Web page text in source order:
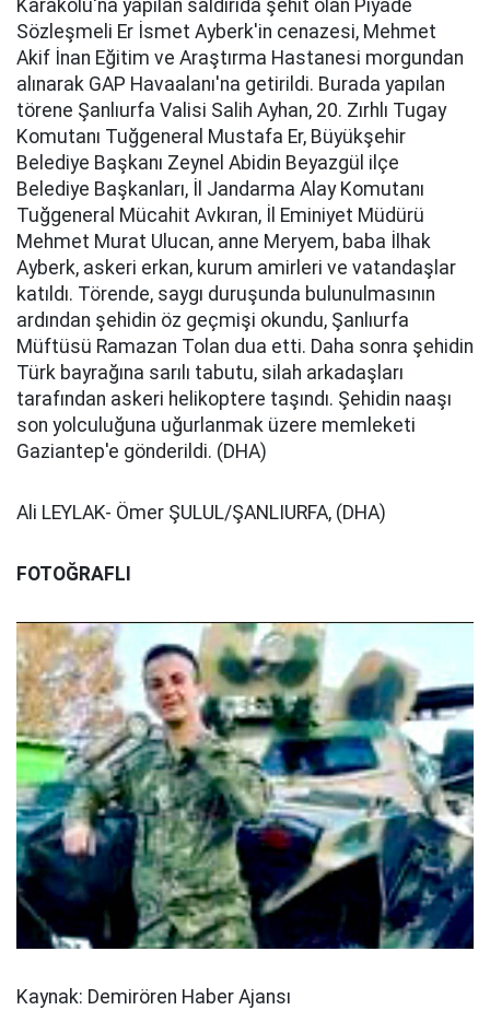
Karakolu'na yapılan saldırıda şehit olan Piyade
Sözleşmeli Er İsmet Ayberk'in cenazesi, Mehmet
Akif İnan Eğitim ve Araştırma Hastanesi morgundan
alınarak GAP Havaalanı'na getirildi. Burada yapılan
törene Şanlıurfa Valisi Salih Ayhan, 20. Zırhlı Tugay
Komutanı Tuğgeneral Mustafa Er, Büyükşehir
Belediye Başkanı Zeynel Abidin Beyazgül ilçe
Belediye Başkanları, İl Jandarma Alay Komutanı
Tuğgeneral Mücahit Avkıran, İl Eminiyet Müdürü
Mehmet Murat Ulucan, anne Meryem, baba İlhak
Ayberk, askeri erkan, kurum amirleri ve vatandaşlar
katıldı. Törende, saygı duruşunda bulunulmasının
ardından şehidin öz geçmişi okundu, Şanlıurfa
Müftüsü Ramazan Tolan dua etti. Daha sonra şehidin
Türk bayrağına sarılı tabutu, silah arkadaşları
tarafından askeri helikoptere taşındı. Şehidin naaşı
son yolculuğuna uğurlanmak üzere memleketi
Gaziantep'e gönderildi. (DHA)
Ali LEYLAK- Ömer ŞULUL/ŞANLIURFA, (DHA)
FOTOĞRAFLI
Kaynak: Demirören Haber Ajansı